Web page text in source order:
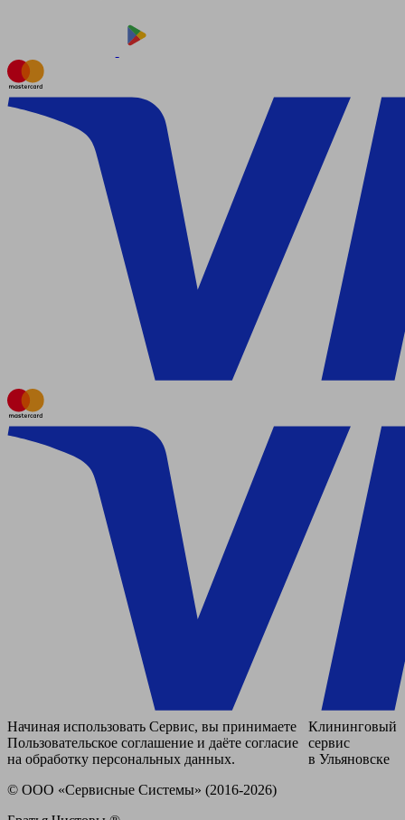
Начиная использовать Сервис, вы принимаете
Пользовательское соглашение и даёте согласие
на обработку персональных данных.
© ООО «Сервисные Системы» (2016-2026)
Клининговый
сервис
в Ульяновске